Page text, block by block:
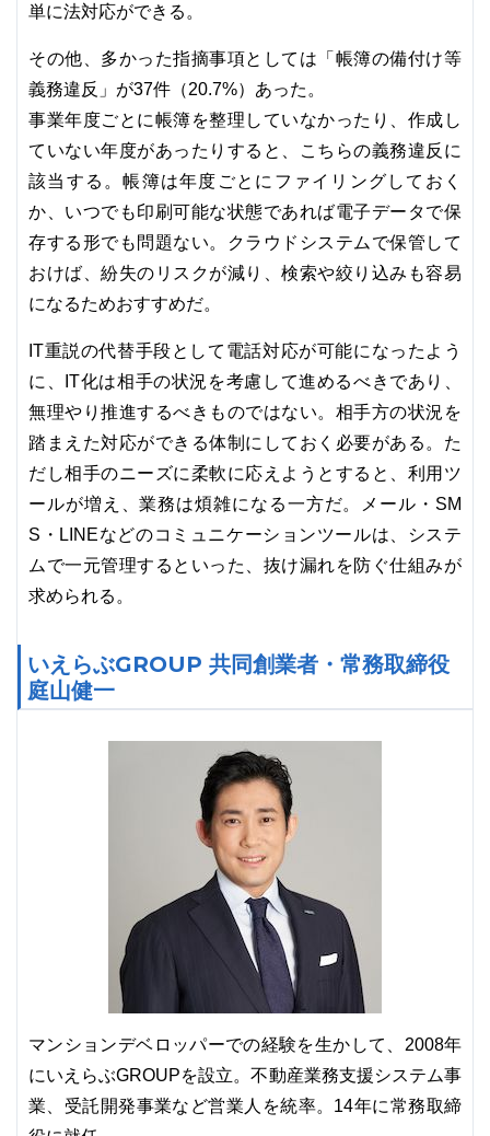
単に法対応ができる。
その他、多かった指摘事項としては「帳簿の備付け等
義務違反」が37件（20.7%）あった。
事業年度ごとに帳簿を整理していなかったり、作成し
ていない年度があったりすると、こちらの義務違反に
該当する。帳簿は年度ごとにファイリングしておく
か、いつでも印刷可能な状態であれば電子データで保
存する形でも問題ない。クラウドシステムで保管して
おけば、紛失のリスクが減り、検索や絞り込みも容易
になるためおすすめだ。
IT重説の代替手段として電話対応が可能になったよう
に、IT化は相手の状況を考慮して進めるべきであり、
無理やり推進するべきものではない。相手方の状況を
踏まえた対応ができる体制にしておく必要がある。た
だし相手のニーズに柔軟に応えようとすると、利用ツ
ールが増え、業務は煩雑になる一方だ。メール・SM
S・LINEなどのコミュニケーションツールは、システ
ムで一元管理するといった、抜け漏れを防ぐ仕組みが
求められる。
いえらぶGROUP 共同創業者・常務取締役
庭山健一
マンションデベロッパーでの経験を生かして、2008年
にいえらぶGROUPを設立。不動産業務支援システム事
業、受託開発事業など営業人を統率。14年に常務取締